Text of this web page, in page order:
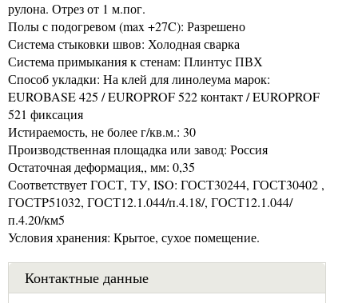
рулона. Отрез от 1 м.пог.
Полы с подогревом (max +27C): Разрешено
Система стыковки швов: Холодная сварка
Система примыкания к стенам: Плинтус ПВХ
Способ укладки: На клей для линолеума марок:
EUROBASE 425 / EUROPROF 522 контакт / EUROPROF
521 фиксация
Истираемость, не более г/кв.м.: 30
Производственная площадка или завод: Россия
Остаточная деформация,, мм: 0,35
Соответствует ГОСТ, ТУ, ISO: ГОСТ30244, ГОСТ30402 ,
ГОСТP51032, ГОСТ12.1.044/п.4.18/, ГОСТ12.1.044/
п.4.20/км5
Условия хранения: Крытое, сухое помещение.
Контактные данные